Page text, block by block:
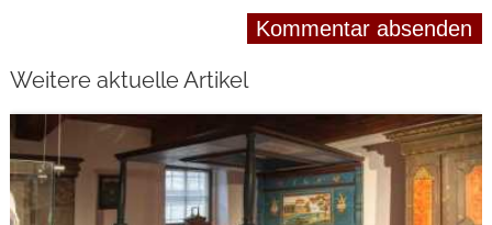
Weitere aktuelle Artikel
weiterlesen